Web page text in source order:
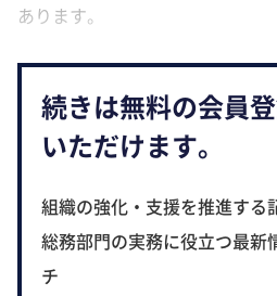
あります。
続きは無料の会員
いただけます。
組織の強化・支援を推進する
総務部門の実務に役立つ最新
チ